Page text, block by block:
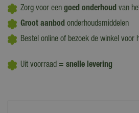
Zorg voor een goed onderhoud van
Groot aanbod onderhoudsmiddelen
Bestel online of bezoek de winkel voor
Uit voorraad = snelle levering